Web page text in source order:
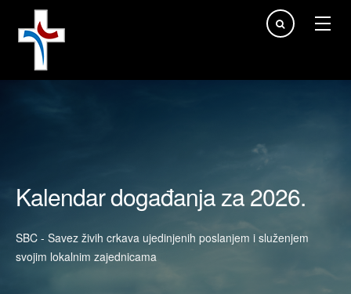
Traži...
Kalendar događanja za 2026.
SBC - Savez živih crkava ujedinjenih poslanjem i služenjem
svojim lokalnim zajednicama